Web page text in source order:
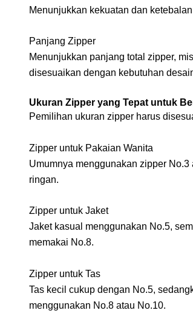
Menunjukkan kekuatan dan
Panjang Zipper
Menunjukkan panjang total zipper,
disesuaikan dengan kebutuhan
Ukuran Zipper yang Tepat untuk
Pemilihan ukuran zipper harus
Zipper untuk Pakaian Wanita
Umumnya menggunakan zipper
ringan.
Zipper untuk Jaket
Jaket kasual menggunakan No.5,
memakai No.8.
Zipper untuk Tas
Tas kecil cukup dengan No.5,
menggunakan No.8 atau No.10.